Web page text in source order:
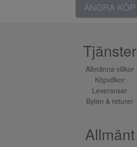
ÅNGRA KÖP
Tjänster
Allmänna villkor
Köpvillkor
Leveranser
Byten & returer
Allmänt